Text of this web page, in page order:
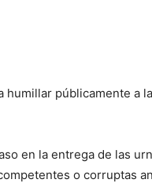
humillar públicamente a
en la entrega de las
o corruptas